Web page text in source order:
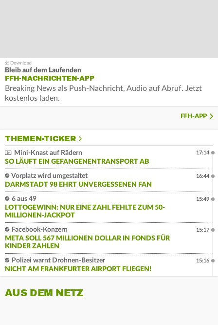
Bleib auf dem Laufenden
FFH-NACHRICHTEN-APP
Breaking News als Push-Nachricht, Audio auf Abruf. Jetzt
kostenlos laden.
FFH-APP
THEMEN-TICKER
Mini-Knast auf Rädern
SO LÄUFT EIN GEFANGENENTRANSPORT AB
17:14
Vorplatz wird umgestaltet
DARMSTADT 98 EHRT UNVERGESSENEN FAN
16:44
6 aus 49
LOTTOGEWINN: NUR EINE ZAHL FEHLTE ZUM 50-
MILLIONEN-JACKPOT
15:49
Facebook-Konzern
META SOLL 567 MILLIONEN DOLLAR IN FONDS FÜR
KINDER ZAHLEN
15:17
Polizei warnt Drohnen-Besitzer
NICHT AM FRANKFURTER AIRPORT FLIEGEN!
15:16
AUS DEM NETZ